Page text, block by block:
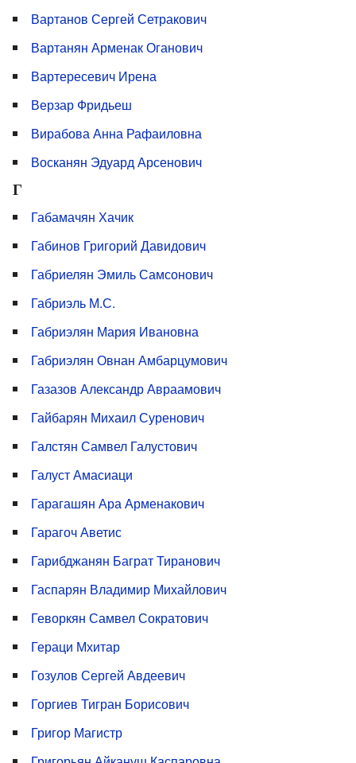
Вартанов Сергей Сетракович
Вартанян Арменак Оганович
Вартересевич Ирена
Верзар Фридьеш
Вирабова Анна Рафаиловна
Восканян Эдуард Арсенович
Г
Габамачян Хачик
Габинов Григорий Давидович
Габриелян Эмиль Самсонович
Габриэль М.С.
Габриэлян Мария Ивановна
Габриэлян Овнан Амбарцумович
Газазов Александр Авраамович
Гайбарян Михаил Суренович
Галстян Самвел Галустович
Галуст Амасиаци
Гарагашян Ара Арменакович
Гарагоч Аветис
Гарибджанян Баграт Тиранович
Гаспарян Владимир Михайлович
Геворкян Самвел Сократович
Гераци Мхитар
Гозулов Сергей Авдеевич
Горгиев Тигран Борисович
Григор Магистр